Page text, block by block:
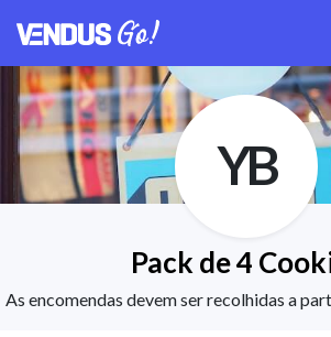
YB
Pack de 4
As encomendas devem ser recolhidas a